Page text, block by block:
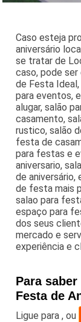
Caso esteja
aniversário
se tratar de
caso, pode ser
de Festa
para eventos,
alugar, salão
casamento,
rustico, salão
festa de
para festas e
aniversario,
de
de festa mais
salao para
espaço para
dos seus
mercado e
experiência e
Para
Festa de
Ligue para,ou